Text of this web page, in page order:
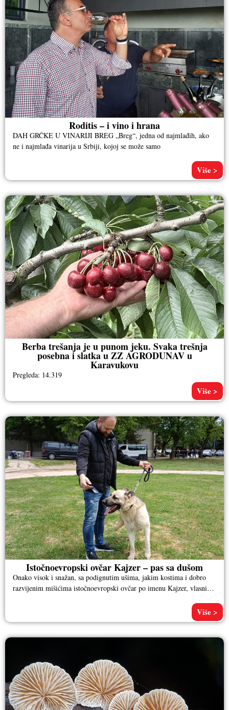
Roditis – i vino i hrana
DAH GRČKE U VINARIJI BREG „Breg“, jedna od najmlađih, ako
ne i najmlađa vinarija u Srbiji, kojoj se može samo
Više >
Berba trešanja je u punom jeku. Svaka trešnja
posebna i slatka u ZZ AGRODUNAV u
Karavukovu
Pregleda: 14.319
Više >
Istočnoevropski ovčar Kajzer – pas sa dušom
Onako visok i snažan, sa podignutim ušima, jakim kostima i dobro
razvijenim mišićima istočnoevropski ovčar po imenu Kajzer, vlasnika
Više >